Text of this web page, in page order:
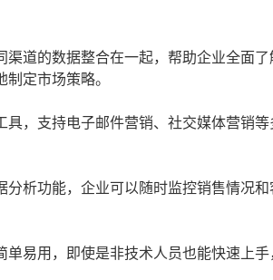
渠道的数据整合在一起，帮助企业全面
定市场策略。
具，支持电子邮件营销、社交媒体营销
分析功能，企业可以随时监控销售情况
单易用，即使是非技术人员也能快速上手